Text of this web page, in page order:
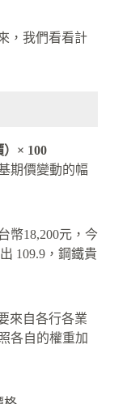
，我們看看計
× 100
期價變動的幅
幣18,200元，今
109.9，鋼鐵貴
來自各行各業
各自的權重加